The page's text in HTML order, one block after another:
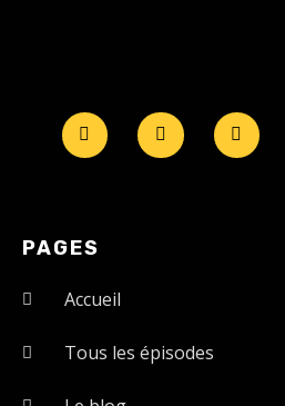
PAGES
Accueil
Tous les épisodes